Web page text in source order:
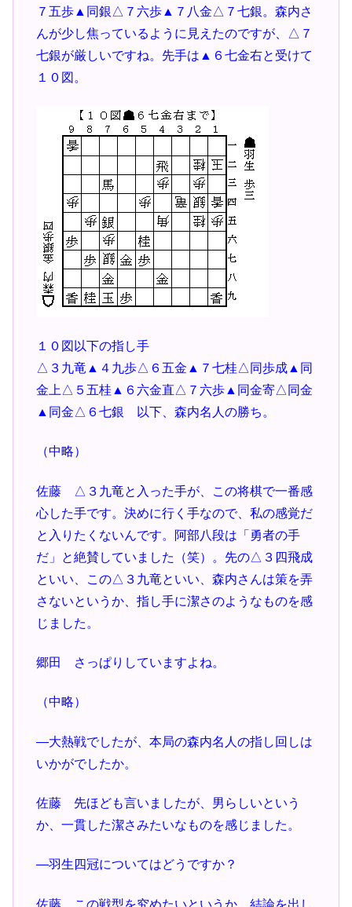
７五歩▲同銀△７六歩▲７八金△７七銀。森内さ
んが少し焦っているように見えたのですが、△７
七銀が厳しいですね。先手は▲６七金右と受けて
１０図。
１０図以下の指し手
△３九竜▲４九歩△６五金▲７七桂△同歩成▲同
金上△５五桂▲６六金直△７六歩▲同金寄△同金
▲同金△６七銀 以下、森内名人の勝ち。
（中略）
佐藤 △３九竜と入った手が、この将棋で一番感
心した手です。決めに行く手なので、私の感覚だ
と入りたくないんです。阿部八段は「勇者の手
だ」と絶賛していました（笑）。先の△３四飛成
といい、この△３九竜といい、森内さんは策を弄
さないというか、指し手に潔さのようなものを感
じました。
郷田 さっぱりしていますよね。
（中略）
―大熱戦でしたが、本局の森内名人の指し回しは
いかがでしたか。
佐藤 先ほども言いましたが、男らしいという
か、一貫した潔さみたいなものを感じました。
―羽生四冠についてはどうですか？
佐藤 この戦型を究めたいというか、結論を出し